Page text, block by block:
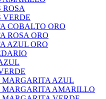
ROSA
VERDE
COBALTO ORO
ROSA ORO
AZUL ORO
MARGARITA AZUL
MARGARITA AMARILLO